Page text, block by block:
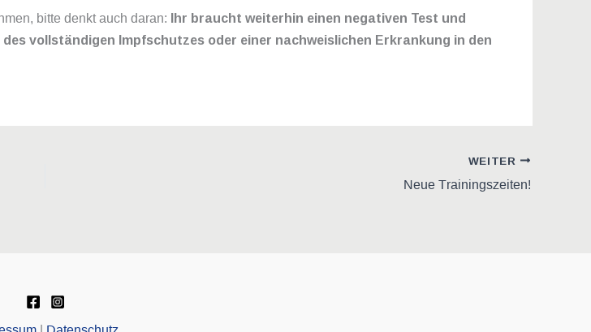
bitte denkt auch daran: Ihr braucht weiterhin einen negativen Test und
vollständigen Impfschutzes oder einer nachweislichen Erkrankung in den
WEITER
Neue Trainingszeiten!